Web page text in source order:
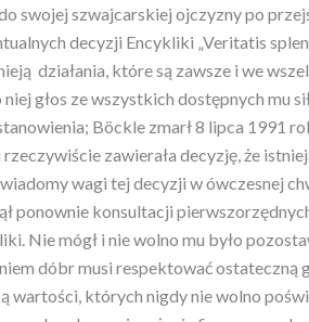
swojej szwajcarskiej ojczyzny po
decyzji Encykliki „Veritatis
działania, które są zawsze i we
głos ze wszystkich dostępnych mu
Böckle zmarł 8 lipca 1991
zawierała decyzję, że
wagi tej decyzji w ówczesnej
ponownie konsultacji
Nie mógł i nie wolno mu było
dóbr musi respektować ostateczną
wartości, których nigdy nie wolno